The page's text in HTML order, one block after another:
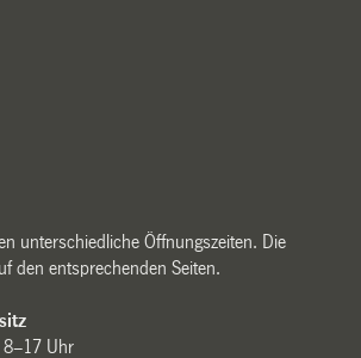
unterschiedliche Öffnungszeiten. Die
den entsprechenden Seiten.
8–17 Uhr